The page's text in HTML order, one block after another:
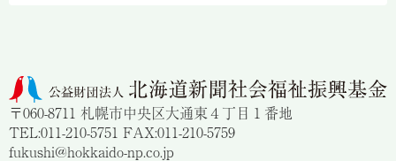
〒060-8711 札幌市中央区大通東４丁目１番地
TEL:011-210-5751 FAX:011-210-5759
fukushi@hokkaido-np.co.jp